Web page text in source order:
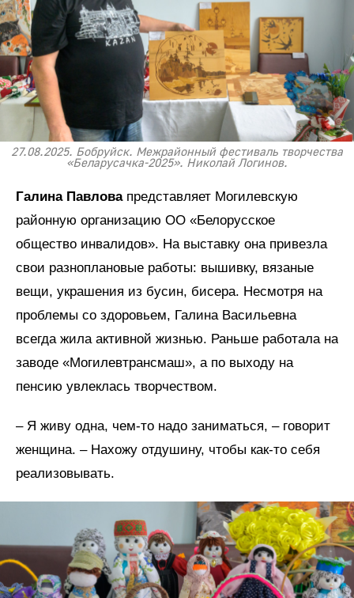
27.08.2025. Бобруйск. Межрайонный фестиваль творчества
«Беларусачка-2025». Николай Логинов.
Галина Павловапредставляет Могилевскую
районную организацию ОО «Белорусское
общество инвалидов». На выставку она привезла
свои разноплановые работы: вышивку, вязаные
вещи, украшения из бусин, бисера. Несмотря на
проблемы со здоровьем, Галина Васильевна
всегда жила активной жизнью. Раньше работала на
заводе «Могилевтрансмаш», а по выходу на
пенсию увлеклась творчеством.
– Я живу одна, чем-то надо заниматься, – говорит
женщина. – Нахожу отдушину, чтобы как-то себя
реализовывать.